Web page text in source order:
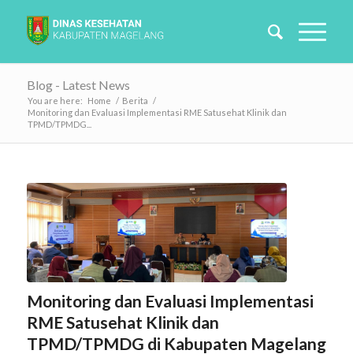
Blog - Latest News
You are here: Home / Berita /
Monitoring dan Evaluasi Implementasi RME Satusehat Klinik dan
TPMD/TPMDG...
Monitoring dan Evaluasi Implementasi
RME Satusehat Klinik dan
TPMD/TPMDG di Kabupaten Magelang